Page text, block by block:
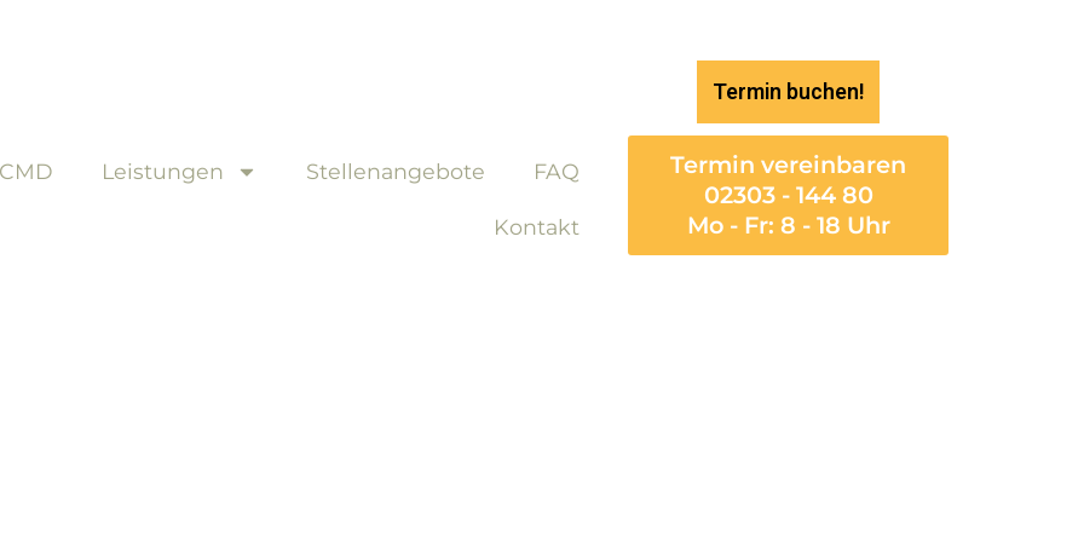
CMD Leistungen Stellenangebote FAQ
Kontakt
Termin buchen!
Termin vereinbaren
02303 - 144 80
Mo - Fr: 8 - 18 Uhr